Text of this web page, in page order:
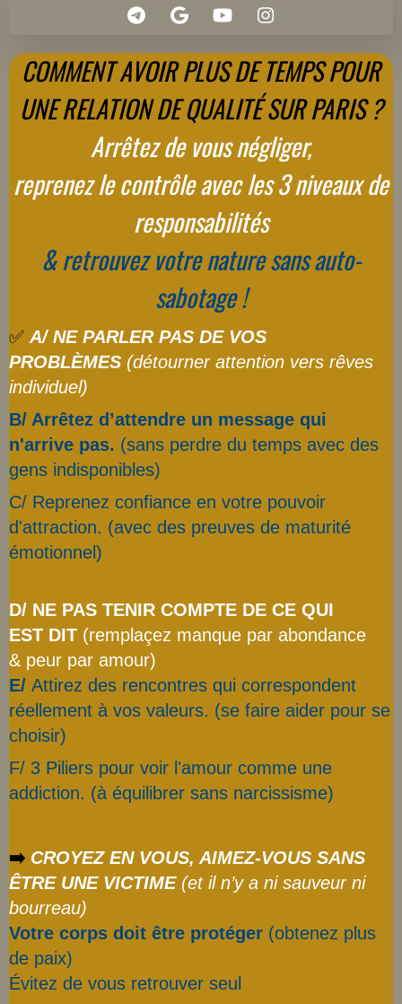
COMMENT AVOIR PLUS DE TEMPS POUR
UNE RELATION DE QUALITÉ SUR PARIS ?
Arrêtez de vous négliger,
reprenez le contrôle avec les 3 niveaux de
responsabilités
& retrouvez votre nature sans auto-
sabotage !
✅ A/ NE PARLER PAS DE VOS
PROBLÈMES (détourner attention vers rêves
individuel)
B/ Arrêtez d’attendre un message qui
n'arrive pas. (sans perdre du temps avec des
gens indisponibles)
C/ Reprenez confiance en votre pouvoir
d'attraction. (avec des preuves de maturité
émotionnel)
D/ NE PAS TENIR COMPTE DE CE QUI
EST DIT (remplaçez manque par abondance
& peur par amour)
E/ Attirez des rencontres qui correspondent
réellement à vos valeurs. (se faire aider pour se
choisir)
F/ 3 Piliers pour voir l'amour comme une
addiction. (à équilibrer sans narcissisme)
➡️ CROYEZ EN VOUS, AIMEZ-VOUS SANS
ÊTRE UNE VICTIME (et il n’y a ni sauveur ni
bourreau)
Votre corps doit être protéger (obtenez plus
de paix)
Évitez de vous retrouver seul